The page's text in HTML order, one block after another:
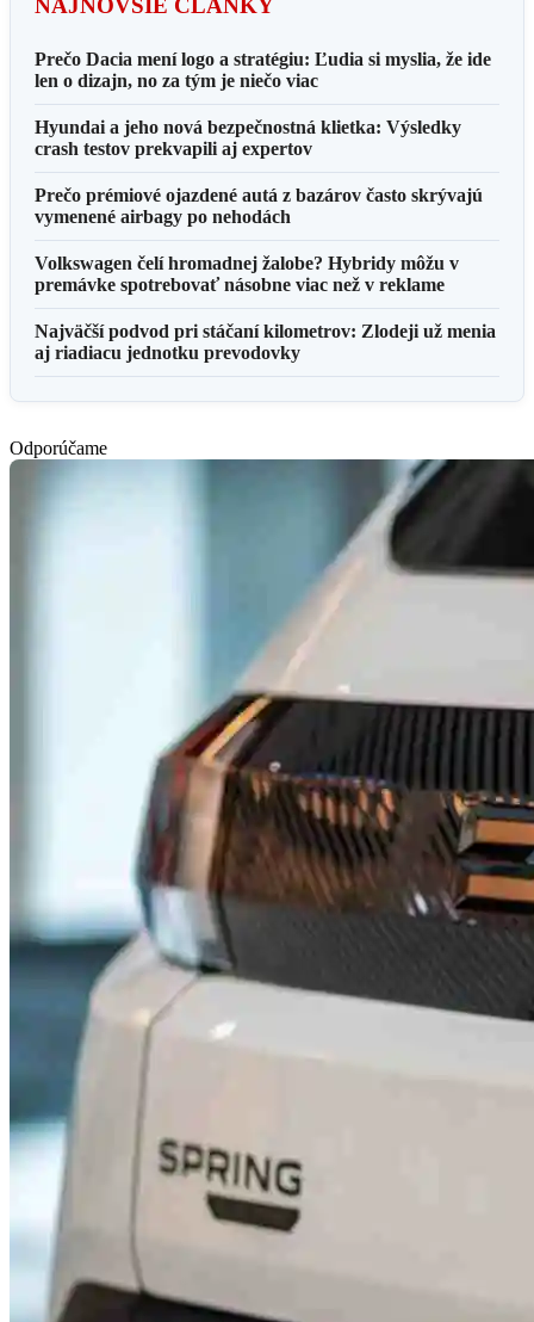
NAJNOVŠIE ČLÁNKY
Prečo Dacia mení logo a stratégiu: Ľudia si myslia, že ide
len o dizajn, no za tým je niečo viac
Hyundai a jeho nová bezpečnostná klietka: Výsledky
crash testov prekvapili aj expertov
Prečo prémiové ojazdené autá z bazárov často skrývajú
vymenené airbagy po nehodách
Volkswagen čelí hromadnej žalobe? Hybridy môžu v
premávke spotrebovať násobne viac než v reklame
Najväčší podvod pri stáčaní kilometrov: Zlodeji už menia
aj riadiacu jednotku prevodovky
Odporúčame